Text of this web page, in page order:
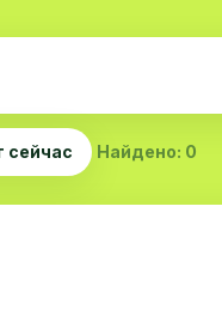
сейчас Найдено: 0